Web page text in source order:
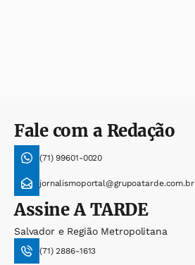
Fale com a Redação
(71) 99601-0020
jornalismoportal@grupoatarde.com.br
AssineA TARDE
Salvador e Região Metropolitana
(71) 2886-1613